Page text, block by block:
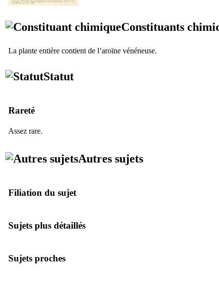
Constituants
La plante entière contient de l’aroïne vénéneuse.
Statut
Rareté
Assez rare.
Autres sujets
Filiation du sujet
Sujets plus détaillés
Sujets proches